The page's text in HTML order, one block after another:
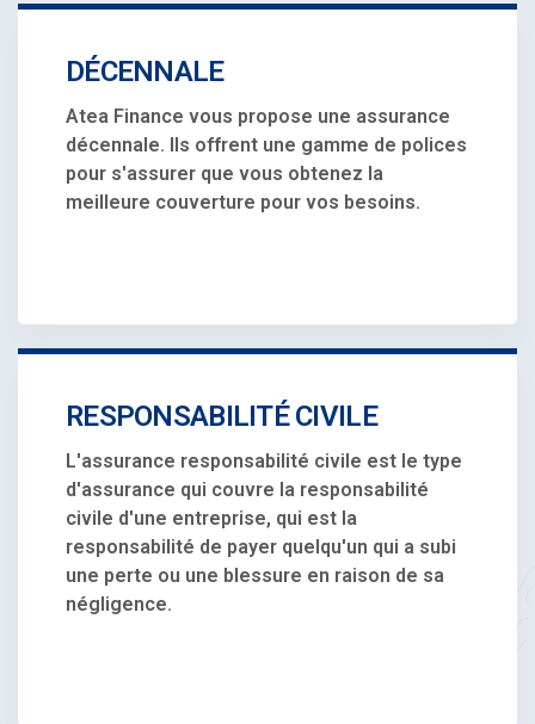
DÉCENNALE
Atea Finance vous propose une assurance
décennale. Ils offrent une gamme de polices
pour s'assurer que vous obtenez la
meilleure couverture pour vos besoins.
RESPONSABILITÉ CIVILE
L'assurance responsabilité civile est le type
d'assurance qui couvre la responsabilité
civile d'une entreprise, qui est la
responsabilité de payer quelqu'un qui a subi
une perte ou une blessure en raison de sa
négligence.